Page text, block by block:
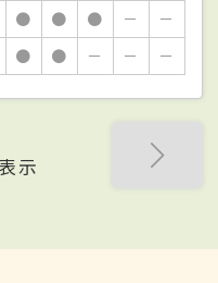
● ● ● －
－
● ● － － －
示